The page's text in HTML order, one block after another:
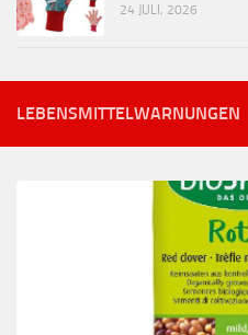
24 JULI, 2026
LEBENSMITTELWARNUNGEN